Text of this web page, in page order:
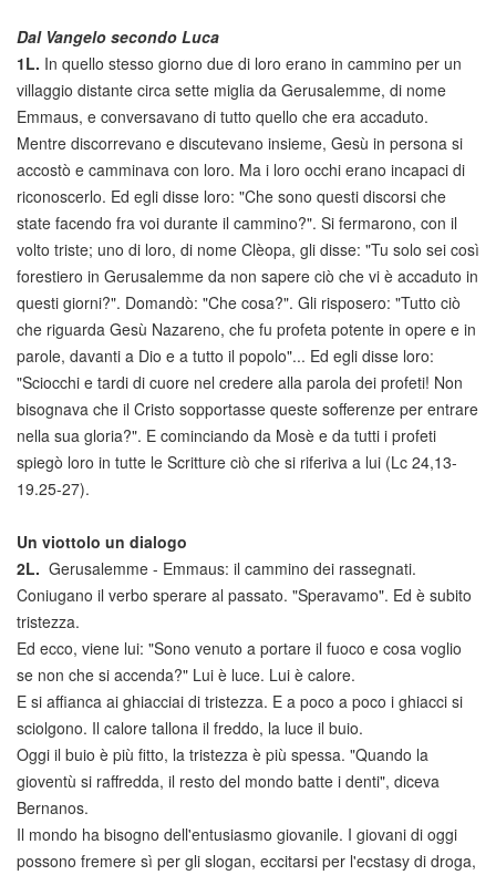
Dal Vangelo secondo Luca
1L. In quello stesso giorno due di loro erano in cammino per un
villaggio distante circa sette miglia da Gerusalemme, di nome
Emmaus, e conversavano di tutto quello che era accaduto.
Mentre discorrevano e discutevano insieme, Gesù in persona si
accostò e camminava con loro. Ma i loro occhi erano incapaci di
riconoscerlo. Ed egli disse loro: "Che sono questi discorsi che
state facendo fra voi durante il cammino?". Si fermarono, con il
volto triste; uno di loro, di nome Clèopa, gli disse: "Tu solo sei così
forestiero in Gerusalemme da non sapere ciò che vi è accaduto in
questi giorni?". Domandò: "Che cosa?". Gli risposero: "Tutto ciò
che riguarda Gesù Nazareno, che fu profeta potente in opere e in
parole, davanti a Dio e a tutto il popolo"... Ed egli disse loro:
"Sciocchi e tardi di cuore nel credere alla parola dei profeti! Non
bisognava che il Cristo sopportasse queste sofferenze per entrare
nella sua gloria?". E cominciando da Mosè e da tutti i profeti
spiegò loro in tutte le Scritture ciò che si riferiva a lui (Lc 24,13-
19.25-27).
Un viottolo un dialogo
2L. Gerusalemme - Emmaus: il cammino dei rassegnati.
Coniugano il verbo sperare al passato. "Speravamo". Ed è subito
tristezza.
Ed ecco, viene lui: "Sono venuto a portare il fuoco e cosa voglio
se non che si accenda?" Lui è luce. Lui è calore.
E si affianca ai ghiacciai di tristezza. E a poco a poco i ghiacci si
sciolgono. Il calore tallona il freddo, la luce il buio.
Oggi il buio è più fitto, la tristezza è più spessa. "Quando la
gioventù si raffredda, il resto del mondo batte i denti", diceva
Bernanos.
Il mondo ha bisogno dell'entusiasmo giovanile. I giovani di oggi
possono fremere sì per gli slogan, eccitarsi per l'ecstasy di droga,